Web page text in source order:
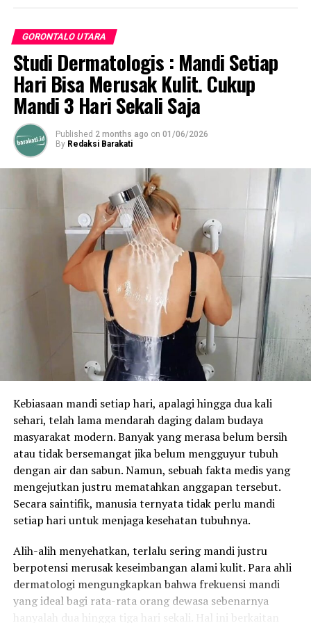
dinas sosial yang berkaitan dengan bantuan-bantuan.
RELATED TOPICS: PEMDA GORUT THARIQ MODANGGU
UP NEXT
Indra Serahkan Bantuan Sembako Bank SulutGo kepada
126 Pensiunan di Gorut
DON'T MISS
BEM UNG Buka Donasi Buku Bacaan untuk Disalur ke
PDP dan ODP
GORONTALO UTARA
Studi Dermatologis : Mandi Setiap
Hari Bisa Merusak Kulit. Cukup
Mandi 3 Hari Sekali Saja
Published 2 months ago on 01/06/2026
By Redaksi Barakati
Kebiasaan mandi setiap hari, apalagi hingga dua kali
sehari, telah lama mendarah daging dalam budaya
masyarakat modern. Banyak yang merasa belum bersih
atau tidak bersemangat jika belum mengguyur tubuh
dengan air dan sabun. Namun, sebuah fakta medis yang
mengejutkan justru mematahkan anggapan tersebut.
Secara saintifik, manusia ternyata tidak perlu mandi
setiap hari untuk menjaga kesehatan tubuhnya.
Alih-alih menyehatkan, terlalu sering mandi justru
berpotensi merusak keseimbangan alami kulit. Para ahli
dermatologi mengungkapkan bahwa frekuensi mandi
yang ideal bagi rata-rata orang dewasa sebenarnya
hanyalah dua hingga tiga hari sekali. Hal ini berkaitan